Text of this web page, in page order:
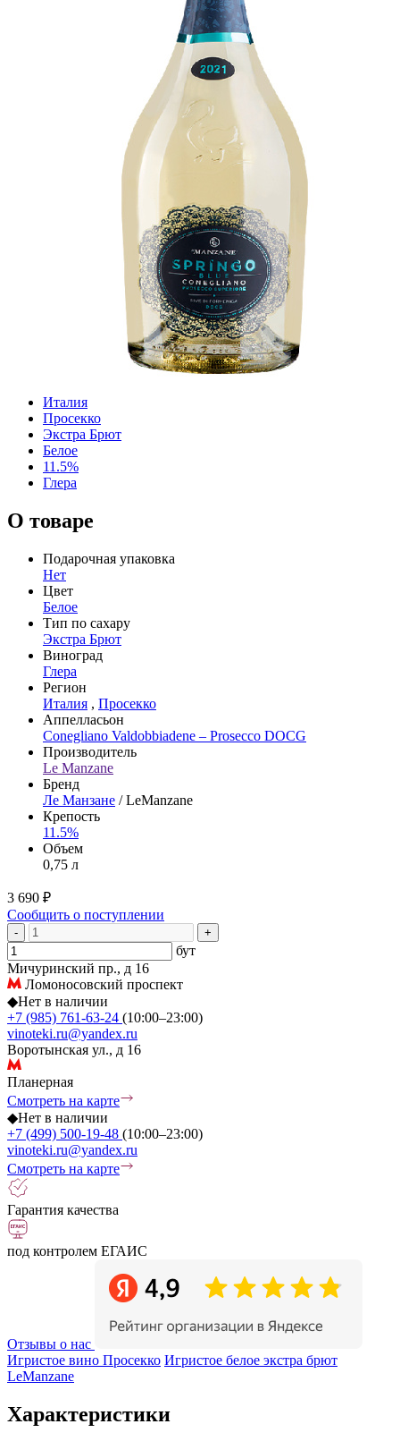
Италия
Просекко
Экстра Брют
Белое
11.5%
Глера
О товаре
Подарочная упаковка
Нет
Цвет
Белое
Тип по сахару
Экстра Брют
Виноград
Глера
Регион
Италия , Просекко
Аппелласьон
Conegliano Valdobbiadene – Prosecco DOCG
Производитель
Le Manzane
Бренд
Лe Манзане / LeManzane
Крепость
11.5%
Объем
0,75 л
3 690 ₽
Сообщить о поступлении
- +
бут
Мичуринский пр., д 16
Ломоносовский проспект
◆Нет в наличии
+7 (985) 761-63-24 (10:00–23:00)
vinoteki.ru@yandex.ru
Воротынская ул., д 16
Планерная
Смотреть на карте
◆Нет в наличии
+7 (499) 500-19-48 (10:00–23:00)
vinoteki.ru@yandex.ru
Смотреть на карте
Гарантия качества
под контролем ЕГАИС
Отзывы о нас
Игристое вино Просекко Игристое белое экстра брют
LeManzane
Характеристики